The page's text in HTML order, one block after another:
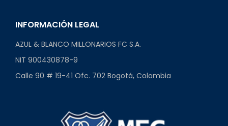
INFORMACIÓN LEGAL
AZUL & BLANCO MILLONARIOS FC S.A.
NIT 900430878-9
Calle 90 # 19-41 Ofc. 702 Bogotá, Colombia